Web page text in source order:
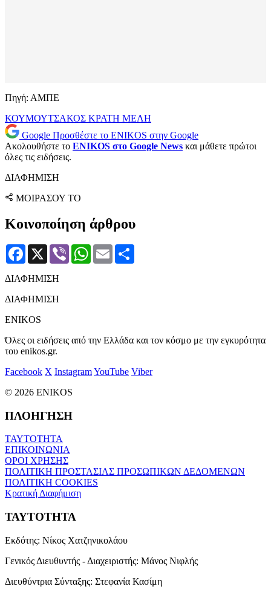
Πηγή: ΑΜΠΕ
ΚΟΥΜΟΥΤΣΑΚΟΣ ΚΡΑΤΗ ΜΕΛΗ
Google Προσθέστε το ENIKOS στην Google
Ακολουθήστε το ENIKOS στο Google News και μάθετε πρώτοι
όλες τις ειδήσεις.
ΔΙΑΦΗΜΙΣΗ
ΜΟΙΡΑΣΟΥ ΤΟ
Κοινοποίηση άρθρου
Facebook
X Viber WhatsApp
Email
ΔΙΑΦΗΜΙΣΗ
ΔΙΑΦΗΜΙΣΗ
ENIKOS
Όλες οι ειδήσεις από την Ελλάδα και τον κόσμο με την εγκυρότητα
του enikos.gr.
Facebook X InstagramYouTube Viber
© 2026 ENIKOS
ΠΛΟΗΓΗΣΗ
ΤΑΥΤΟΤΗΤΑ
ΕΠΙΚΟΙΝΩΝΙΑ
ΟΡΟΙ ΧΡΗΣΗΣ
ΠΟΛΙΤΙΚΗ ΠΡΟΣΤΑΣΙΑΣ ΠΡΟΣΩΠΙΚΩΝ ΔΕΔΟΜΕΝΩΝ
ΠΟΛΙΤΙΚΗ COOKIES
Κρατική Διαφήμιση
ΤΑΥΤΟΤΗΤΑ
Εκδότης: Νίκος Χατζηνικολάου
Γενικός Διευθυντής - Διαχειριστής: Μάνος Νιφλής
Διευθύντρια Σύνταξης: Στεφανία Κασίμη